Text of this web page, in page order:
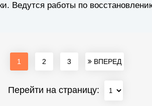
Ведутся работы по
1 2 3 ВПЕРЕД
Перейти на страницу: